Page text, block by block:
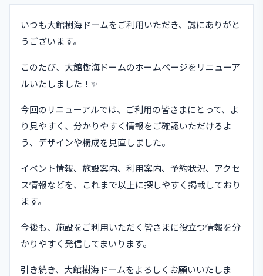
いつも大館樹海ドームをご利用いただき、誠にありがと
うございます。
このたび、大館樹海ドームのホームページをリニューア
ルいたしました！✨️
今回のリニューアルでは、ご利用の皆さまにとって、よ
り見やすく、分かりやすく情報をご確認いただけるよ
う、デザインや構成を見直しました。
イベント情報、施設案内、利用案内、予約状況、アクセ
ス情報などを、これまで以上に探しやすく掲載しており
ます。
今後も、施設をご利用いただく皆さまに役立つ情報を分
かりやすく発信してまいります。
引き続き、大館樹海ドームをよろしくお願いいたしま